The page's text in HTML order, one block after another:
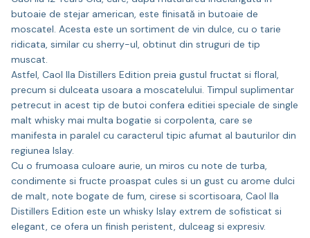
butoaie de stejar american, este finisată in butoaie de
moscatel. Acesta este un sortiment de vin dulce, cu o tarie
ridicata, similar cu sherry-ul, obtinut din struguri de tip
muscat.
Astfel, Caol Ila Distillers Edition preia gustul fructat si floral,
precum si dulceata usoara a moscatelului. Timpul suplimentar
petrecut in acest tip de butoi confera editiei speciale de single
malt whisky mai multa bogatie si corpolenta, care se
manifesta in paralel cu caracterul tipic afumat al bauturilor din
regiunea Islay.
Cu o frumoasa culoare aurie, un miros cu note de turba,
condimente si fructe proaspat cules si un gust cu arome dulci
de malt, note bogate de fum, cirese si scortisoara, Caol Ila
Distillers Edition este un whisky Islay extrem de sofisticat si
elegant, ce ofera un finish peristent, dulceag si expresiv.